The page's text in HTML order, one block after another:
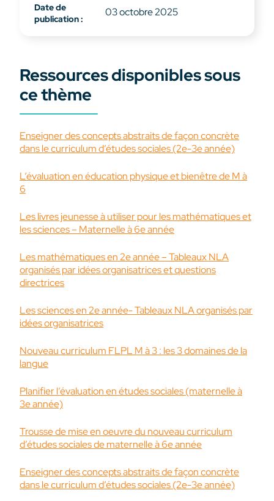
Date de
publication :
03 octobre 2025
Ressources disponibles sous
ce thème
Enseigner des concepts abstraits de façon concrète
dans le curriculum d’études sociales (2e-3e année)
L’évaluation en éducation physique et bienêtre de M à
6
Les livres jeunesse à utiliser pour les mathématiques et
les sciences – Maternelle à 6e année
Les mathématiques en 2e année – Tableaux NLA
organisés par idées organisatrices et questions
directrices
Les sciences en 2e année- Tableaux NLA organisés par
idées organisatrices
Nouveau curriculum FLPL M à 3 : les 3 domaines de la
langue
Planifier l’évaluation en études sociales (maternelle à
3e année)
Trousse de mise en oeuvre du nouveau curriculum
d’études sociales de maternelle à 6e année
Enseigner des concepts abstraits de façon concrète
dans le curriculum d’études sociales (2e-3e année)